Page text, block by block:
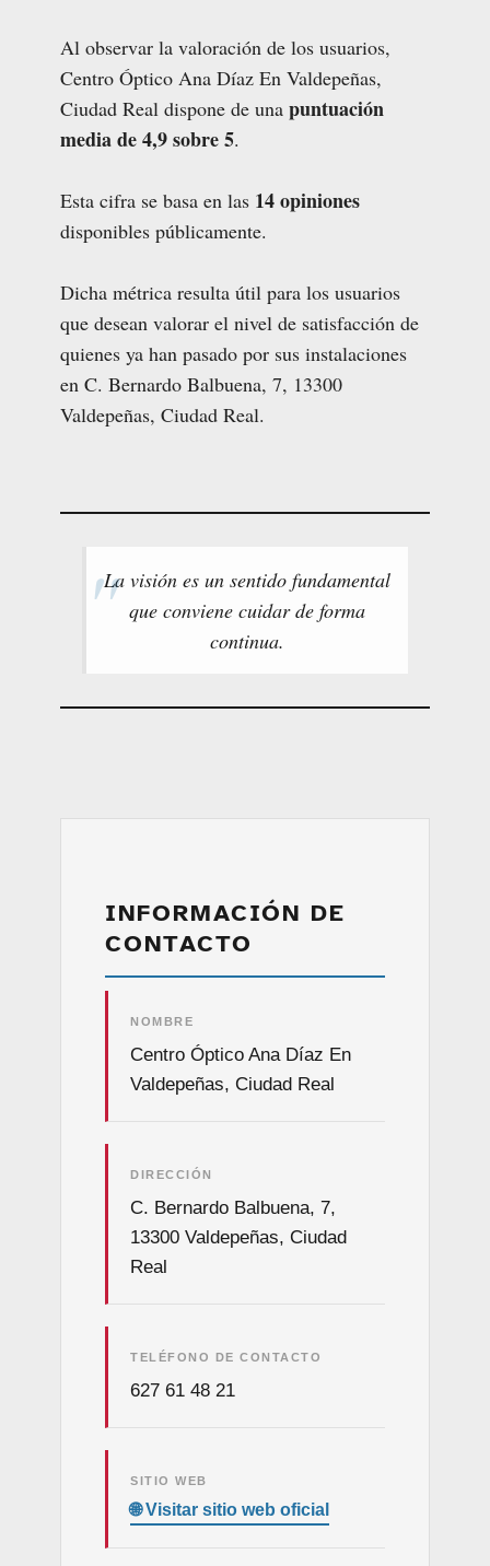
Al observar la valoración de los usuarios,
Centro Óptico Ana Díaz En Valdepeñas,
Ciudad Real dispone de una puntuación
media de 4,9 sobre 5.
Esta cifra se basa en las 14 opiniones
disponibles públicamente.
Dicha métrica resulta útil para los usuarios
que desean valorar el nivel de satisfacción de
quienes ya han pasado por sus instalaciones
en C. Bernardo Balbuena, 7, 13300
Valdepeñas, Ciudad Real.
La visión es un sentido fundamental
que conviene cuidar de forma
continua.
INFORMACIÓN DE
CONTACTO
NOMBRE
Centro Óptico Ana Díaz En
Valdepeñas, Ciudad Real
DIRECCIÓN
C. Bernardo Balbuena, 7,
13300 Valdepeñas, Ciudad
Real
TELÉFONO DE CONTACTO
627 61 48 21
SITIO WEB